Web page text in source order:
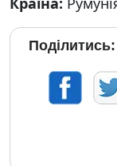
Поділитись: